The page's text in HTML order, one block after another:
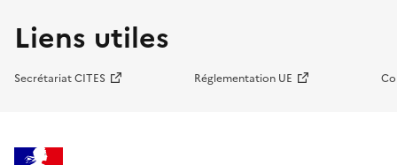
Liens utiles
Secrétariat CITES Réglementation UE